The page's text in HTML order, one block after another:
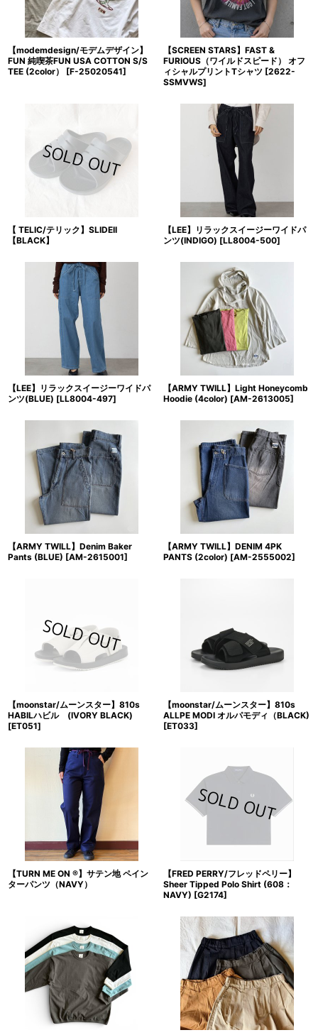
【modemdesign/モデムデザイン】
FUN 純喫茶FUN USA COTTON S/S
TEE (2color）
[F-25020541]
【SCREEN STARS】FAST &
FURIOUS（ワイルドスピード） オフ
ィシャルプリントTシャツ [2622-
SSMVWS]
【 TELIC/テリック】SLIDEII
【BLACK】
【LEE】リラックスイージーワイドパ
ンツ(INDIGO) [LL8004-500]
【LEE】リラックスイージーワイドパ
ンツ(BLUE) [LL8004-497]
【ARMY TWILL】Light Honeycomb
Hoodie (4color) [AM-2613005]
【ARMY TWILL】Denim Baker
Pants (BLUE) [AM-2615001]
【ARMY TWILL】DENIM 4PK
PANTS (2color) [AM-2555002]
【moonstar/ムーンスター】810s
HABILハビル (IVORY BLACK)
[ET051]
【moonstar/ムーンスター】810s
ALLPE MODI オルパモディ（BLACK)
[ET033]
【TURN ME ON ®】サテン地 ペイン
ターパンツ（NAVY）
【FRED PERRY/フレッドペリー】
Sheer Tipped Polo Shirt (608：
NAVY) [G2174]